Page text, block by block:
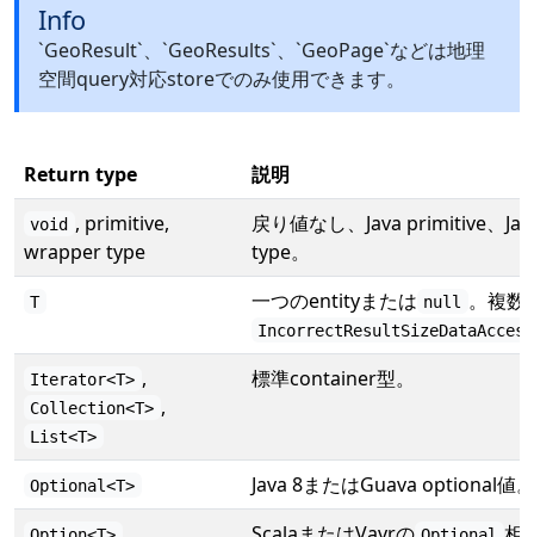
Info
`GeoResult`、`GeoResults`、`GeoPage`などは地理
空間query対応storeでのみ使用できます。
Return type 説明
void , primitive,
wrapper type
戻り値なし、Java primitive、
type。
T 一つのentityまたは null 。複数
Iterator<T> ,
Collection<T> ,
List<T>
標準container型。
Optional<T> Java 8またはGuava optional値。